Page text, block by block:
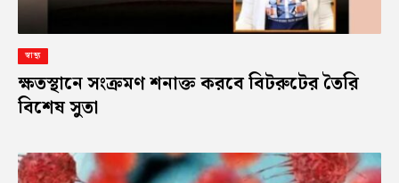
স্বাস্থ্য
ক্ষতস্থানে সংক্রমণ শনাক্ত করবে বিটরুটের তৈরি
বিশেষ সুতা